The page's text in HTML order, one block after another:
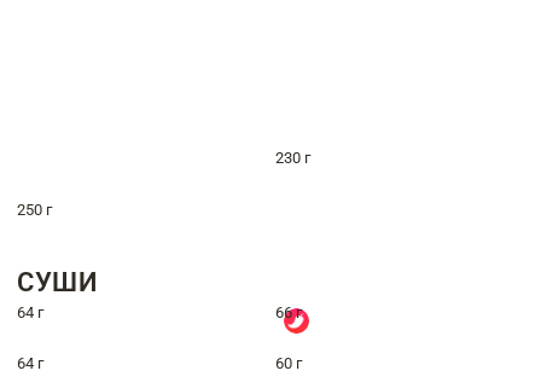
230 г
250 г
СУШИ
64 г 66 г
64 г 60 г